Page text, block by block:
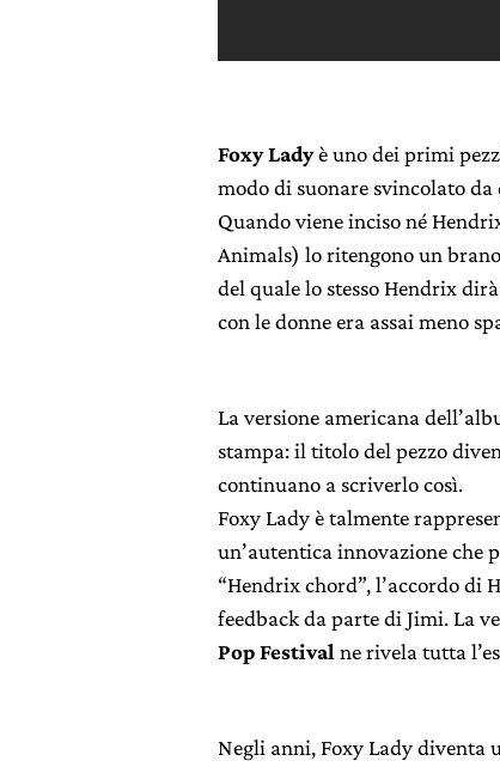
Foxy Ladyè uno dei primi
modo di suonare svincolato da
Quando viene inciso né
Animals) lo ritengono un
del quale lo stesso Hendrix
con le donne era assai meno
La versione americana
stampa: il titolo del pezzo
continuano a scriverlo così.
Foxy Lady è talmente
un’autentica innovazione che
“Hendrix chord”, l’accordo di
feedback da parte di Jimi. La
Pop Festival ne rivela tutta
Negli anni, Foxy Lady